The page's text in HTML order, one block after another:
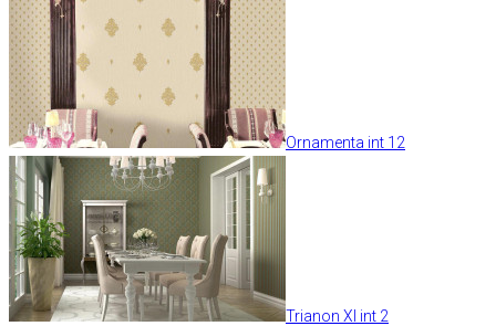
Ornamenta int 12
Trianon XI int 2